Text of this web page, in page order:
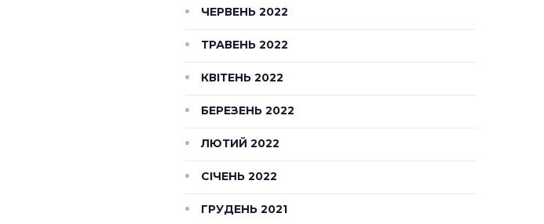
ЧЕРВЕНЬ 2022
ТРАВЕНЬ 2022
КВІТЕНЬ 2022
БЕРЕЗЕНЬ 2022
ЛЮТИЙ 2022
СІЧЕНЬ 2022
ГРУДЕНЬ 2021